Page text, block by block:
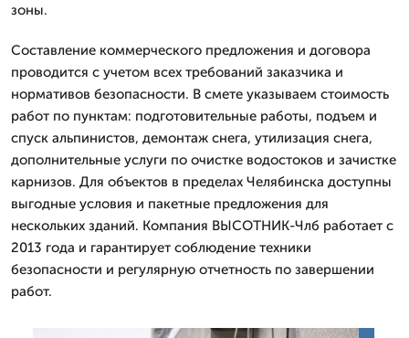
зоны.
Составление коммерческого предложения и договора
проводится с учетом всех требований заказчика и
нормативов безопасности. В смете указываем стоимость
работ по пунктам: подготовительные работы, подъем и
спуск альпинистов, демонтаж снега, утилизация снега,
дополнительные услуги по очистке водостоков и зачистке
карнизов. Для объектов в пределах Челябинска доступны
выгодные условия и пакетные предложения для
нескольких зданий. Компания ВЫСОТНИК-Члб работает с
2013 года и гарантирует соблюдение техники
безопасности и регулярную отчетность по завершении
работ.